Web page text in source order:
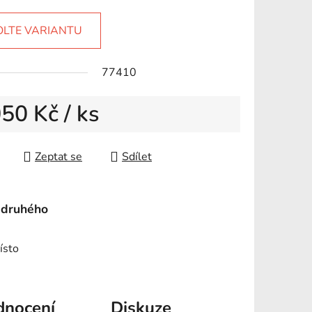
VARIANTU
77410
Kč/ ks
Zeptat se Sdílet